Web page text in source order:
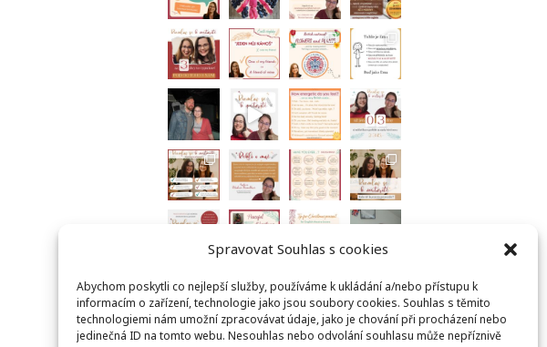
Spravovat Souhlas s cookies
Abychom poskytli co nejlepší služby, používáme k ukládání a/nebo přístupu k
informacím o zařízení, technologie jako jsou soubory cookies. Souhlas s těmito
technologiemi nám umožní zpracovávat údaje, jako je chování při procházení nebo
jedinečná ID na tomto webu. Nesouhlas nebo odvolání souhlasu může nepříznivě
Sledovat na Instagramu